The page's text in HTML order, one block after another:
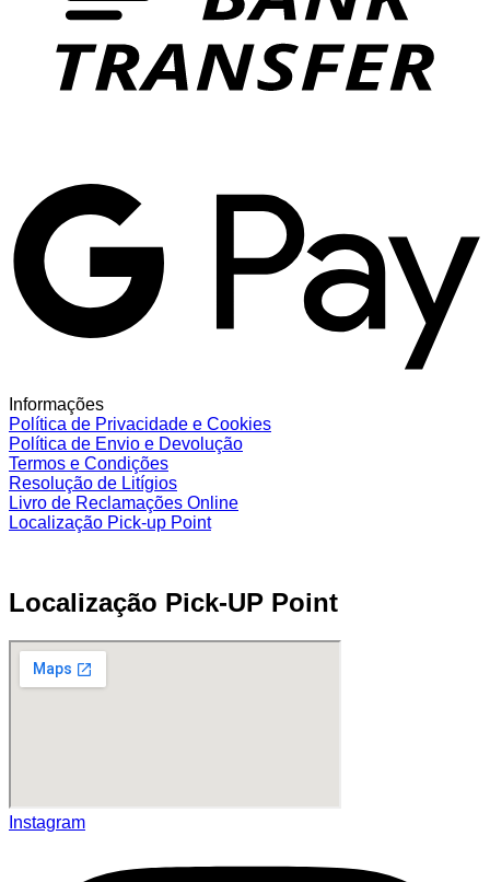
Informações
Política de Privacidade e Cookies
Política de Envio e Devolução
Termos e Condições
Resolução de Litígios
Livro de Reclamações Online
Localização Pick-up Point
Localização Pick-UP Point
Instagram